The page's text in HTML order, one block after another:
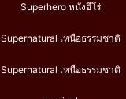
Superhero หนังฮีโร่
Supernatural เหนือธรรมชาติ
Supernatural เหนือธรรมชาติ